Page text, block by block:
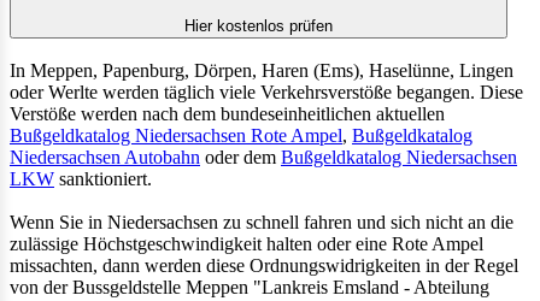
Hier kostenlos prüfen
In Meppen, Papenburg, Dörpen, Haren (Ems), Haselünne, Lingen
oder Werlte werden täglich viele Verkehrsverstöße begangen. Diese
Verstöße werden nach dem bundeseinheitlichen aktuellen
Bußgeldkatalog Niedersachsen Rote Ampel, Bußgeldkatalog
Niedersachsen Autobahn oder dem Bußgeldkatalog Niedersachsen
LKW sanktioniert.
Wenn Sie in Niedersachsen zu schnell fahren und sich nicht an die
zulässige Höchstgeschwindigkeit halten oder eine Rote Ampel
missachten, dann werden diese Ordnungswidrigkeiten in der Regel
von der Bussgeldstelle Meppen "Lankreis Emsland - Abteilung